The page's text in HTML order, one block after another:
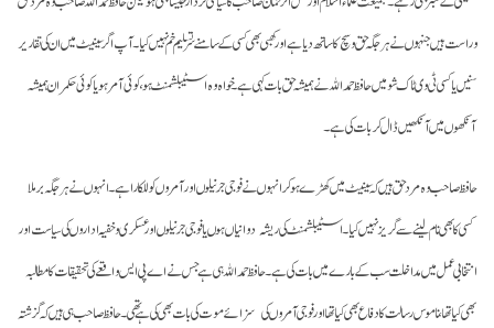
و راست ہیں جنہوں نے ہر جگہ حق و سچ کا ساتھ دیا ہے اور کھبی بھی کسی کے سامنے سرتسلیم خم نہیں کیا۔ آپ اگر سینیٹ میں ان کی تقاریر
سنیں یا کسی ٹی وی ٹاک شو میں حافظ حمداللہ نے ہمیشہ حق بات کہی ہے۔ خواہ وہ اسٹیبلشمنٹ ہو، کوئی آمر ہو یا کوئی حکمران ہمیشہ
آنکھوں میں آنکھیں ڈال کر بات کی ہے۔
حافظ صاحب وہ مرد حق ہیں کہ سینیٹ میں کھڑے ہوکر انہوں نے فوجی جرنیلوں اور آمروں کو للکارا ہے۔ انہوں نے ہر جگہ برملا
کسی کا بھی نام لینے سے گریز نہیں کیا۔ اسٹیبلشمنٹ کی ریشہ دوانیاں ہوں یا فوجی جرنیلوں اور عسکری و خفیہ اداروں کی سیاست اور
انتخابی عمل میں مداخلت سب کے بارے میں بات کی ہے۔ حافظ حمد اللہ ہی ہے جس نے اے پی ایس واقعے کی تحقیقات کا مطالبہ
بھی کیا تھا، ناموس رسالت کا دفاع بھی کیا تھا اور فوجی آمروں کی سزائے موت کی بات بھی کی ہے تھی۔ حافظ صاحب ہی ہیں کہ گزشتہ